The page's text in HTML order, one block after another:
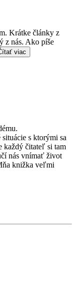
Krátke články z
z nás. Ako píše
viac
s ktorými sa
každý čitateľ si tam
nás vnímať život
knižka veľmi